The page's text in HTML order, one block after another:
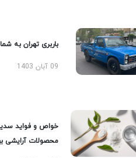
باربری تهران به
09 آبان 1403
خواص و فواید
محصولات آرایشی